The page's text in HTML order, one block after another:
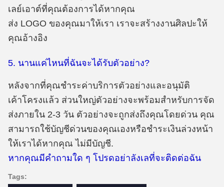
เลย์เอาต์ที่คุณต้องการได้หากคุณ
ส่ง LOGO ของคุณมาให้เรา เราจะสร้างงานศิลปะให้
คุณอ้างอิง
5. นานแค่ไหนที่ฉันจะได้รับตัวอย่าง?
หลังจากที่คุณชำระค่าบริการตัวอย่างและอนุมัติ
เค้าโครงแล้ว ส่วนใหญ่ตัวอย่างจะพร้อมสำหรับการจัด
ส่งภายใน 2-3 วัน ตัวอย่างจะถูกส่งถึงคุณโดยด่วน คุณ
สามารถใช้บัญชีด่วนของคุณเองหรือชำระเงินล่วงหน้า
ให้เราได้หากคุณ ไม่มีบัญชี.
หากคุณมีคำถามใด ๆ โปรดอย่าลังเลที่จะติดต่อฉัน
Tags: